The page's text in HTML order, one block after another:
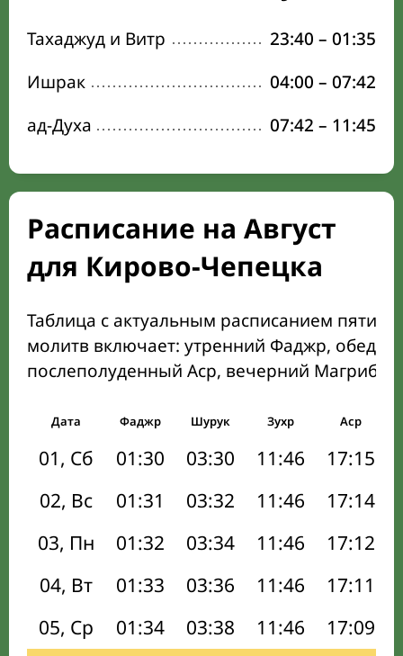
Тахаджуд и Витр 23:40 – 01:35
Ишрак
04:00 – 07:42
ад-Духа
07:42 – 11:45
Расписание на Август
для Кирово-Чепецка
Таблица с актуальным расписанием пяти
молитв включает: утренний Фаджр,
послеполуденный Аср, вечерний Магриб
Дата Фаджр Шурук Зухр Аср
01, Сб 01:30 03:30 11:46 17:15
02, Вс
01:31 03:32 11:46 17:14
03, Пн
01:32 03:34 11:46 17:12
04, Вт
01:33 03:36 11:46 17:11
05, Ср
01:34 03:38 11:46 17:09